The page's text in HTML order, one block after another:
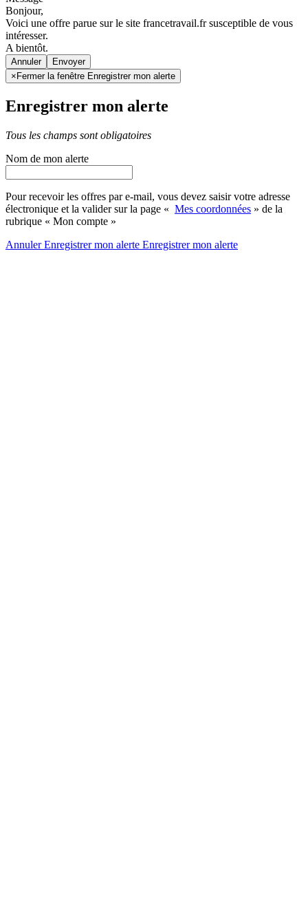
Bonjour,
Voici une offre parue sur le site francetravail.fr susceptible de vous
intéresser.
A bientôt.
Annuler
× Fermer la fenêtre Enregistrer mon alerte
Enregistrer mon alerte
Tous les champs sont obligatoires
Nom de mon alerte
Pour recevoir les offres par e-mail, vous devez saisir votre adresse
électronique et la valider sur la page « Mes coordonnées » de la
rubrique « Mon compte »
AnnulerEnregistrer mon alerte Enregistrermon alerte